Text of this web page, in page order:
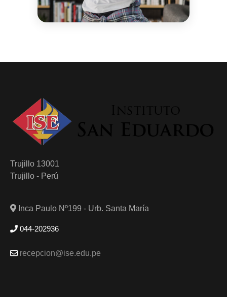
Trujillo 13001
Trujillo - Perú
Inca Paulo Nº199 - Urb. Santa María
044-202936
recepcion@ise.edu.pe